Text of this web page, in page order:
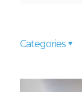
Categories